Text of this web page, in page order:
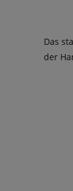
Das
der